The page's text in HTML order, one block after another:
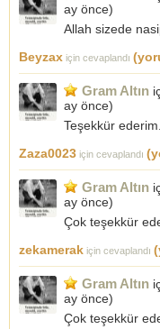
ay önce)
Allah sizede
Beyzax için cevaplandı
Gram Altın
ay önce)
Teşekkür ederim.
Zaza0023 için cevaplandı
Gram Altın
ay önce)
Çok teşekkür
zekamerak için cevaplandı
Gram Altın
ay önce)
Çok teşekkür